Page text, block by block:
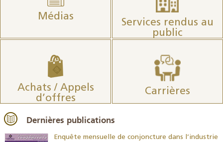
Médias
Services rendus au
public
Achats / Appels
d’offres
Carrières
Dernières publications
Enquête mensuelle de conjoncture dans l’industrie